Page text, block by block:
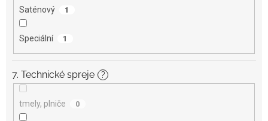
Saténový 1
Speciální 1
7. Technické spreje ?
tmely, plniče 0